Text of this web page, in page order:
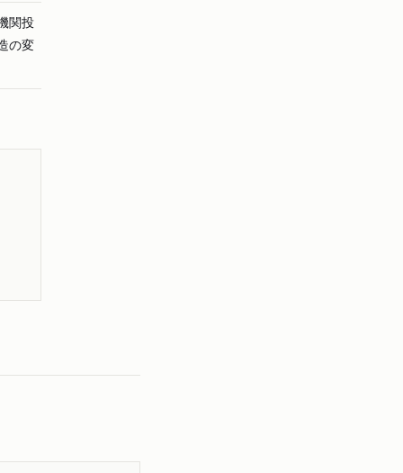
関投
の変